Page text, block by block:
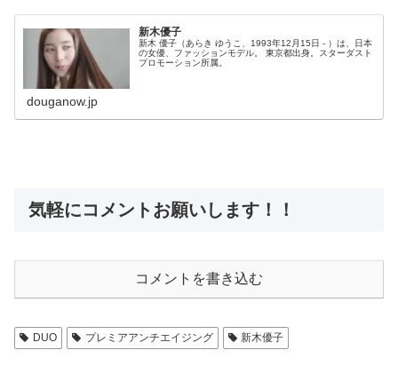
新木優子
新木 優子（あらき ゆうこ、1993年12月15日 - ）は、日本
の女優、ファッションモデル。 東京都出身。スターダスト
プロモーション所属。
douganow.jp
気軽にコメントお願いします！！
コメントを書き込む
DUO プレミアアンチエイジング 新木優子